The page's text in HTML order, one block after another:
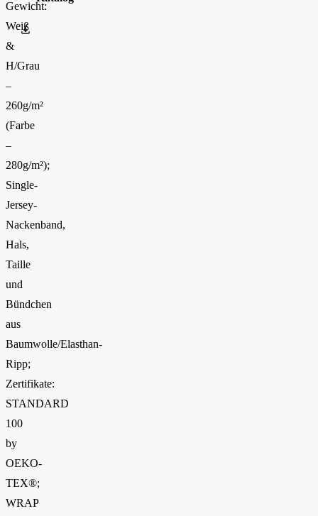
Gewicht:
Weiß
&
H/Grau
–
260g/m²
(Farbe
–
280g/m²);
Single-
Jersey-
Nackenband,
Hals,
Taille
und
Bündchen
aus
Baumwolle/Elasthan-
Ripp;
Zertifikate:
STANDARD
100
by
OEKO-
TEX®;
WRAP